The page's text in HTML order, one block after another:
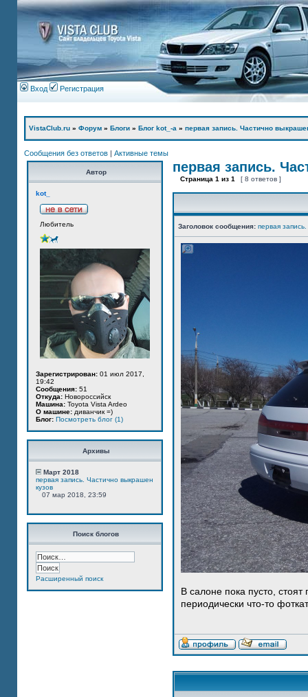
Вход Регистрация
VistaClub.ru » Форум » Блоги » Блог kot_-а » первая запись. Частично
Сообщения без ответов | Активные темы
Автор
kot_
Любитель
Зарегистрирован: 01 июл 2017,
19:42
Сообщения: 51
Откуда: Новороссийск
Машина: Toyota Vista Ardeo
О машине: диванчик =)
Блог: Посмотреть блог (1)
Архивы
Март 2018
первая запись. Частично выкрашен
кузов
07 мар 2018, 23:59
Поиск блогов
Расширенный поиск
первая запись.
Страница 1 из 1 [ 8 ответов ]
Заголовок сообщения: первая
В салоне пока пусто,
периодически что-то